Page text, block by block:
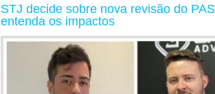
STJ decide sobre nova revisão do
entenda os impactos